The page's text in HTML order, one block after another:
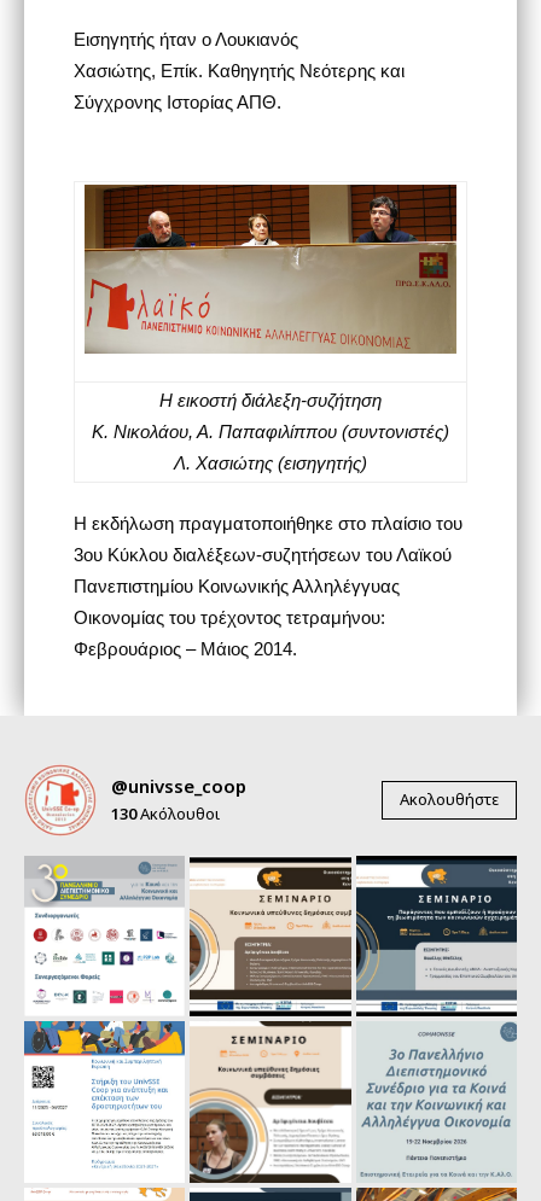
Εισηγητής ήταν ο Λουκιανός
Χασιώτης, Επίκ. Καθηγητής Νεότερης και
Σύγχρονης Ιστορίας ΑΠΘ.
Η εικοστή διάλεξη-συζήτηση
Κ. Νικολάου, Α. Παπαφιλίππου (συντονιστές)
Λ. Χασιώτης (εισηγητής)
Η εκδήλωση πραγματοποιήθηκε στο πλαίσιο του
3ου Κύκλου διαλέξεων-συζητήσεων του Λαϊκού
Πανεπιστημίου Κοινωνικής Αλληλέγγυας
Οικονομίας του τρέχοντος τετραμήνου:
Φεβρουάριος – Μάιος 2014.
@univsse_coop
130Ακόλουθοι
Ακολουθήστε